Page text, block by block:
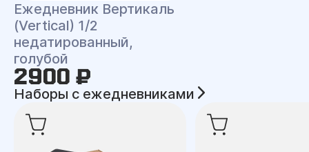
Ежедневник Вертикаль
(Vertical) 1/2
недатированный,
голубой
2900 ₽
Наборы с ежедневниками